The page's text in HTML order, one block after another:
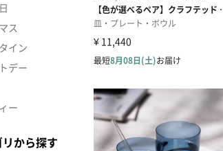
ス
イン
デー
ー
から探す